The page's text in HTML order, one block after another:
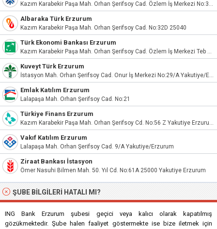
Kazım Karabekir Paşa Mah. Orhan Şerifsoy Cad. Özlem İş Merkezi No:32/B
Albaraka Türk Erzurum
Kazım Karabekir Paşa Mah. Orhan Şerifsoy Cad. No:32D 25040
Türk Ekonomi Bankası Erzurum
Kazım Karabekir Paşa Mah. Orhan Şerifsoy Cad. Özlem İş Merkezi Teb No:32A Yakutiye/Erzurum
Kuveyt Türk Erzurum
İstasyon Mah. Orhan Şerifsoy Cad. Onur İş Merkezi No:29/A Yakutiye/Erzurum
Emlak Katılım Erzurum
Lalapaşa Mah. Orhan Şerifsoy Cad. No:21
Türkiye Finans Erzurum
Kazım Karabekir Paşa Mah. Orhan Şerifsoy Cd. No:56 Z Yakutiye Erzurum
Vakıf Katılım Erzurum
Lalapaşa Mah. Orhan Şerifsoy Cad. 9/A Yakutiye/Erzurum
Ziraat Bankası İstasyon
Ömer Nasuhi Bilmen Mah. 50. Yıl Cd. No:61A 25000 Yakutiye Erzurum
ŞUBE BILGILERI HATALI MI?
ING Bank Erzurum şubesi geçici veya kalıcı olarak kapatılmış
gözükmektedir. Şube halen faaliyet göstermekte ise bize iletmek için